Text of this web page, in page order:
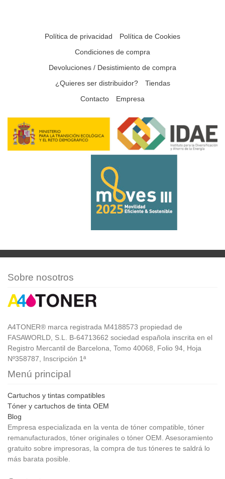
Política de privacidad
Política de Cookies
Condiciones de compra
Devoluciones / Desistimiento de compra
¿Quieres ser distribuidor?
Tiendas
Contacto
Empresa
Sobre nosotros
A4TONER® marca registrada M4188573 propiedad de
FASAWORLD, S.L. B-64713662 sociedad española inscrita en el
Registro Mercantil de Barcelona, Tomo 40068, Folio 94, Hoja
Nº358787, Inscripción 1ª
Menú principal
Cartuchos y tintas compatibles
Tóner y cartuchos de tinta OEM
Blog
Empresa especializada en la venta de tóner compatible, tóner
remanufacturados, tóner originales o tóner OEM. Asesoramiento
gratuito sobre impresoras, la compra de tus tóneres te saldrá lo
más barata posible.